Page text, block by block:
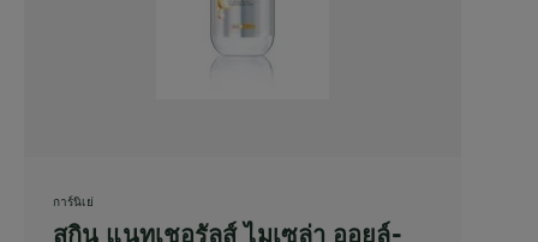
การ์นิเย่
สกิน แนทเชอรัลส์ ไมเซล่า ออยล์-